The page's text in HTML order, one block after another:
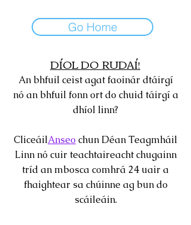
Go Home
DÍOL DO RUDAÍ!
An bhfuil ceist agat faoinár dtáirgí
nó an bhfuil fonn ort do chuid táirgí a
dhíol linn?
CliceáilAnseo chun Déan Teagmháil
Linn nó cuir teachtaireacht chugainn
tríd an mbosca comhrá 24 uair a
fhaightear sa chúinne ag bun do
scáileáin.